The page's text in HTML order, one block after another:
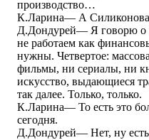
производство…
К.Ларина― А
Д.Дондурей― Я говорю о
не работаем как
нужны. Четвертое:
фильмы, ни сериалы, ни
искусство, выдающиеся
так далее. Только, только.
К.Ларина― То есть это
сегодня.
Д.Дондурей― Нет, ну